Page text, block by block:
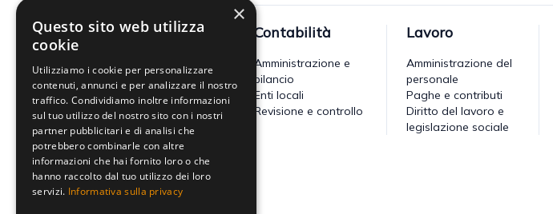
Fisco
Accertamento, riscossione e
contenzioso
Imposte dirette
Altre imposte indirette e altri
tributi
Tributi locali
IVA
Contabilità
Amministrazione e
bilancio
Enti locali
Revisione e controllo
Lavoro
Amministrazione del
personale
Paghe e contributi
Diritto del lavoro e
legislazione sociale
×
Questo sito web utilizza
cookie
Utilizziamo i cookie per personalizzare
contenuti, annunci e per analizzare il nostro
traffico. Condividiamo inoltre informazioni
sul tuo utilizzo del nostro sito con i nostri
partner pubblicitari e di analisi che
potrebbero combinarle con altre
informazioni che hai fornito loro o che
hanno raccolto dal tuo utilizzo dei loro
servizi. Informativa sulla privacy